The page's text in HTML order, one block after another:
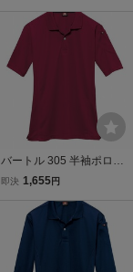
速乾 作業服 作業着
バートル 305 半袖ポロシ
ャツ ドライメッシュ レッ
乾 作業服 作業着
即決 1,655円